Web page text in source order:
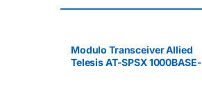
Modulo Transceiver Allied
Telesis AT-SPSX 1000BASE-